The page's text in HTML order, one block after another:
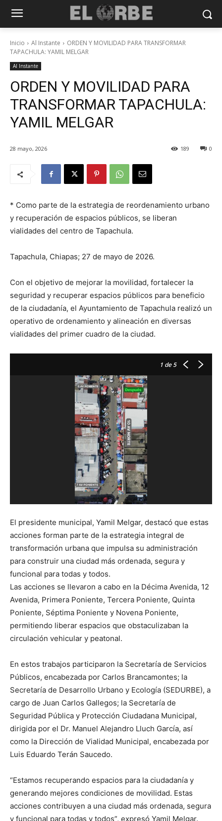
Inicio Al Instante
ORDEN Y MOVILIDAD PARA TRANSFORMAR
TAPACHULA: YAMIL MELGAR
Al Instante
ORDEN Y MOVILIDAD PARA
TRANSFORMAR TAPACHULA:
YAMIL MELGAR
28 mayo, 2026 0
189
* Como parte de la estrategia de reordenamiento urbano
y recuperación de espacios públicos, se liberan
vialidades del centro de Tapachula.
Tapachula, Chiapas; 27 de mayo de 2026.
Con el objetivo de mejorar la movilidad, fortalecer la
seguridad y recuperar espacios públicos para beneficio
de la ciudadanía, el Ayuntamiento de Tapachula realizó un
operativo de ordenamiento y alineación en diversas
vialidades del primer cuadro de la ciudad.
1 de 5
El presidente municipal, Yamil Melgar, destacó que estas
acciones forman parte de la estrategia integral de
transformación urbana que impulsa su administración
para construir una ciudad más ordenada, segura y
funcional para todas y todos.
Las acciones se llevaron a cabo en la Décima Avenida, 12
Avenida, Primera Poniente, Tercera Poniente, Quinta
Poniente, Séptima Poniente y Novena Poniente,
permitiendo liberar espacios que obstaculizaban la
circulación vehicular y peatonal.
En estos trabajos participaron la Secretaría de Servicios
Públicos, encabezada por Carlos Brancamontes; la
Secretaría de Desarrollo Urbano y Ecología (SEDURBE), a
cargo de Juan Carlos Gallegos; la Secretaría de
Seguridad Pública y Protección Ciudadana Municipal,
dirigida por el Dr. Manuel Alejandro Lluch García, así
como la Dirección de Vialidad Municipal, encabezada por
Luis Eduardo Terán Saucedo.
“Estamos recuperando espacios para la ciudadanía y
generando mejores condiciones de movilidad. Estas
acciones contribuyen a una ciudad más ordenada, segura
y funcional para todas y todos”, expresó Yamil Melgar.